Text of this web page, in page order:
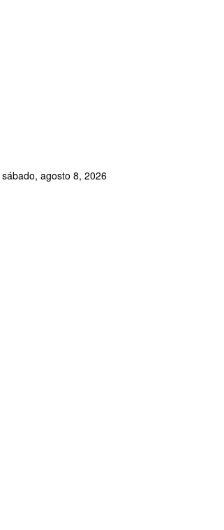
sábado, agosto 8, 2026